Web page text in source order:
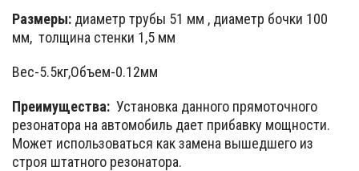
Размеры: диаметр трубы 51 мм , диаметр бочки 100
мм, толщина стенки 1,5 мм
Вес-5.5кг,Объем-0.12мм
Преимущества: Установка данного прямоточного
резонатора на автомобиль дает прибавку мощности.
Может использоваться как замена вышедшего из
строя штатного резонатора.